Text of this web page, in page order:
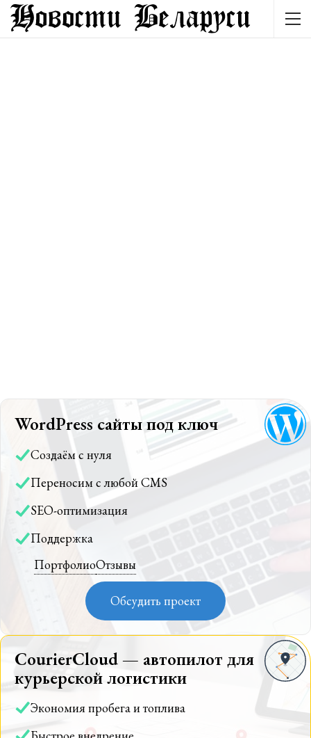
WordPress сайты под ключ
Создаём с нуля
Переносим с любой CMS
SEO-оптимизация
Поддержка
ПортфолиоОтзывы
Обсудить проект
CourierCloud — автопилот для
курьерской логистики
Экономия пробега и топлива